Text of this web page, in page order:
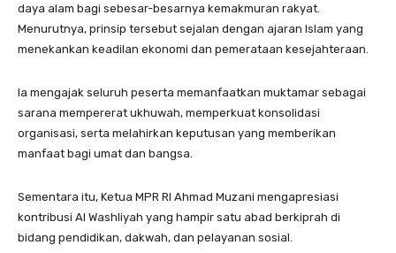
daya alam bagi sebesar-besarnya kemakmuran rakyat.
Menurutnya, prinsip tersebut sejalan dengan ajaran Islam yang
menekankan keadilan ekonomi dan pemerataan kesejahteraan.
Ia mengajak seluruh peserta memanfaatkan muktamar sebagai
sarana mempererat ukhuwah, memperkuat konsolidasi
organisasi, serta melahirkan keputusan yang memberikan
manfaat bagi umat dan bangsa.
Sementara itu, Ketua MPR RI Ahmad Muzani mengapresiasi
kontribusi Al Washliyah yang hampir satu abad berkiprah di
bidang pendidikan, dakwah, dan pelayanan sosial.